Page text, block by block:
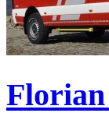
Florian